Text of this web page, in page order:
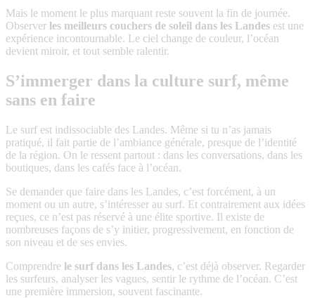
Mais le moment le plus marquant reste souvent la fin de journée.
Observer les meilleurs couchers de soleil dans les Landes est une
expérience incontournable. Le ciel change de couleur, l’océan
devient miroir, et tout semble ralentir.
S’immerger dans la culture surf, même
sans en faire
Le surf est indissociable des Landes. Même si tu n’as jamais
pratiqué, il fait partie de l’ambiance générale, presque de l’identité
de la région. On le ressent partout : dans les conversations, dans les
boutiques, dans les cafés face à l’océan.
Se demander que faire dans les Landes, c’est forcément, à un
moment ou un autre, s’intéresser au surf. Et contrairement aux idées
reçues, ce n’est pas réservé à une élite sportive. Il existe de
nombreuses façons de s’y initier, progressivement, en fonction de
son niveau et de ses envies.
Comprendre le surf dans les Landes, c’est déjà observer. Regarder
les surfeurs, analyser les vagues, sentir le rythme de l’océan. C’est
une première immersion, souvent fascinante.